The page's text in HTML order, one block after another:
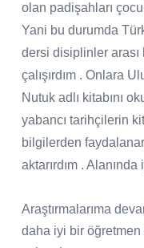
olan padişahları
Yani bu durumda
dersi disiplinler
çalışırdım . Onlara
Nutuk adlı kitabını
yabancı tarihçilerin
bilgilerden
aktarırdım .
Araştırmalarıma
daha iyi bir